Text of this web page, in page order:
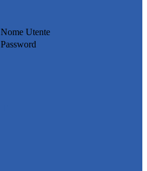
Nome Utente
Password